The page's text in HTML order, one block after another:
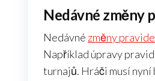
Nedávné změny
Nedávné změny
Například úpravy
turnajů. Hráči musí